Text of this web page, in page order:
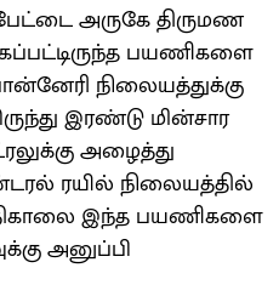
அருகே திருமண
பயணிகளை
நிலையத்துக்கு
இரண்டு மின்சார
அழைத்து
ரயில் நிலையத்தில்
இந்த பயணிகளை
அனுப்பி